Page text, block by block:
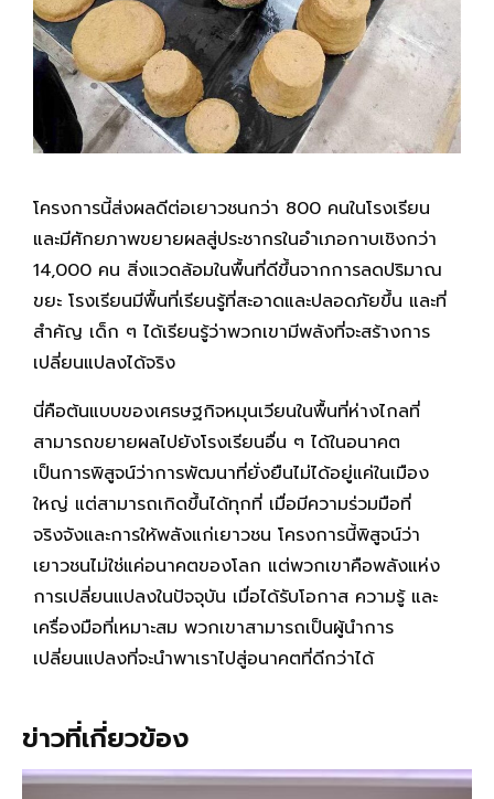
โครงการนี้ส่งผลดีต่อเยาวชนกว่า 800 คนในโรงเรียน
และมีศักยภาพขยายผลสู่ประชากรในอำเภอกาบเชิงกว่า
14,000 คน สิ่งแวดล้อมในพื้นที่ดีขึ้นจากการลดปริมาณ
ขยะ โรงเรียนมีพื้นที่เรียนรู้ที่สะอาดและปลอดภัยขึ้น และที่
สำคัญ เด็ก ๆ ได้เรียนรู้ว่าพวกเขามีพลังที่จะสร้างการ
เปลี่ยนแปลงได้จริง
นี่คือต้นแบบของเศรษฐกิจหมุนเวียนในพื้นที่ห่างไกลที่
สามารถขยายผลไปยังโรงเรียนอื่น ๆ ได้ในอนาคต
เป็นการพิสูจน์ว่าการพัฒนาที่ยั่งยืนไม่ได้อยู่แค่ในเมือง
ใหญ่ แต่สามารถเกิดขึ้นได้ทุกที่ เมื่อมีความร่วมมือที่
จริงจังและการให้พลังแก่เยาวชน โครงการนี้พิสูจน์ว่า
เยาวชนไม่ใช่แค่อนาคตของโลก แต่พวกเขาคือพลังแห่ง
การเปลี่ยนแปลงในปัจจุบัน เมื่อได้รับโอกาส ความรู้ และ
เครื่องมือที่เหมาะสม พวกเขาสามารถเป็นผู้นำการ
เปลี่ยนแปลงที่จะนำพาเราไปสู่อนาคตที่ดีกว่าได้
ข่าวที่เกี่ยวข้อง